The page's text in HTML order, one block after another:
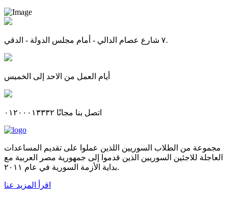
٧ شارع عصام الدالي - أمام مجلس الدولة - الدقي.
أيام العمل من الاحد إلى الخميس
اتصل بنا مجانًا ٠١٢٠٠٠١٣٣٣٢
مجموعة من الطلاب السوريين اللذين عملوا على تقديم المساعدات
العاجلة للاجئين السوريين الذين قدموا إلى جمهورية مصر العربية مع
بداية الأزمة السورية في عام ٢٠١١.
اقرأ المزيد عنا